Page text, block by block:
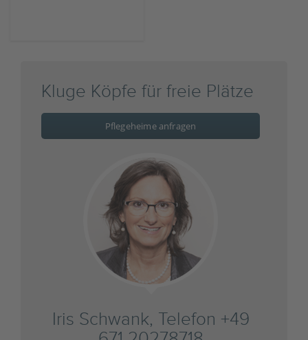
Kluge Köpfe für freie Plätze
Pflegeheime anfragen
Iris Schwank, Telefon +49